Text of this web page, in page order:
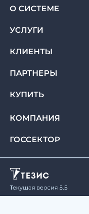
О СИСТЕМЕ
УСЛУГИ
КЛИЕНТЫ
ПАРТНЕРЫ
КУПИТЬ
КОМПАНИЯ
ГОССЕКТОР
Текущая версия 5.5